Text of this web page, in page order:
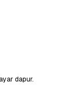
dapur.